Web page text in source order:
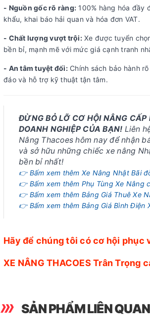
- Nguồn gốc rõ ràng: 100% hàng hóa đầy
khẩu, khai báo hải quan và hóa đơn VAT.
- Chất lượng vượt trội:Xe được tuyển
bền bỉ, mạnh mẽ với mức giá cạnh tranh
- An tâm tuyệt đối:Chính sách bảo hành
đáo và hỗ trợ kỹ thuật tận tâm.
ĐỪNG BỎ LỠ CƠ HỘI NÂNG CẤP
DOANH NGHIỆP CỦA BẠN! Liên
Nâng Thacoes hôm nay để nhận
và sở hữu những chiếc xe nâng
bền bỉ nhất!
👉 Bấm xem thêm Xe Nâng Nhật Bãi
👉 Bấm xem thêm Phụ Tùng Xe Nâng
👉 Bấm xem thêm Bảng Giá Thuê Xe
👉 Bấm xem thêm Bảng Giá Bình Điện
Hãy để chúng tôi có cơ hội phục
XE NÂNG THACOES Trân Trọng
SẢN PHẨM LIÊN QUAN